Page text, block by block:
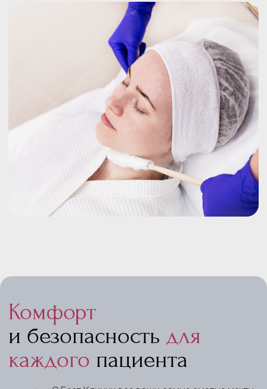
Комфорт
и безопасность для
каждого пациента